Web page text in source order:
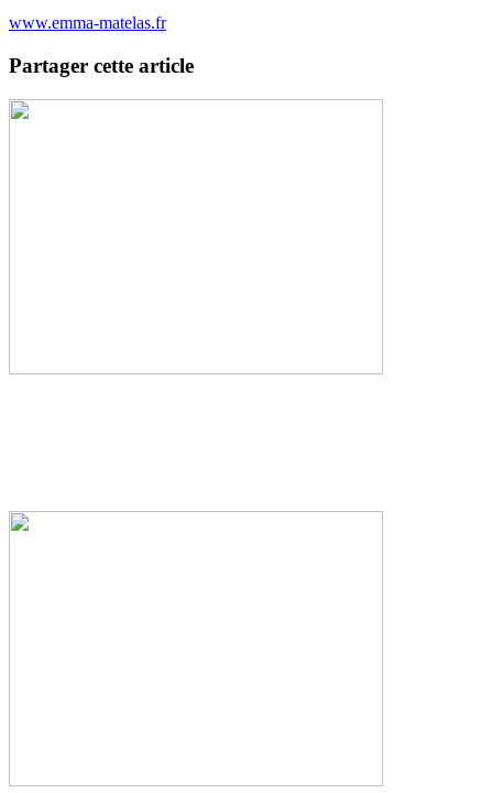
www.emma-matelas.fr
Partager cette article